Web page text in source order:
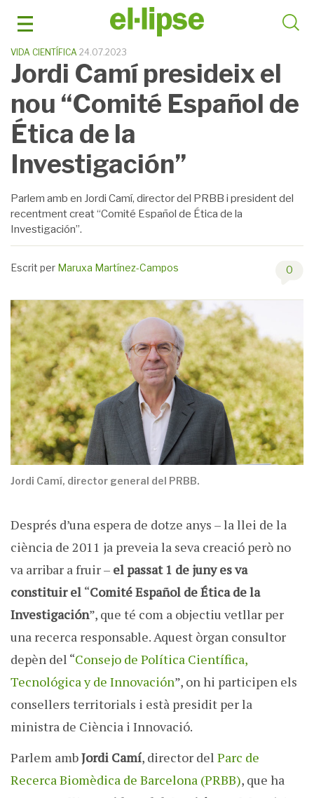
VIDA CIENTÍFICA 24.07.2023
Jordi Camí presideix el
nou “Comité Español de
Ética de la
Investigación”
Parlem amb en Jordi Camí, director del PRBB i president del
recentment creat “Comité Español de Ética de la
Investigación”.
Escrit per Maruxa Martínez-Campos 0
Jordi Camí, director general del PRBB.
Després d’una espera de dotze anys – la llei de la
ciència de 2011 ja preveia la seva creació però no
va arribar a fruir – el passat 1 de juny es va
constituir el “Comité Español de Ética de la
Investigación”, que té com a objectiu vetllar per
una recerca responsable. Aquest òrgan consultor
depèn del “Consejo de Política Científica,
Tecnológica y de Innovación”, on hi participen els
consellers territorials i està presidit per la
ministra de Ciència i Innovació.
Parlem ambJordi Camí, director del Parc de
Recerca Biomèdica de Barcelona (PRBB), que ha